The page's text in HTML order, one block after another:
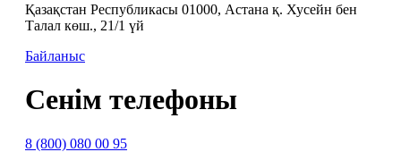
Қазақстан Республикасы 01000, Астана қ. Хусейн бен
Талал көш., 21/1 үй
Байланыс
Сенім телефоны
8 (800) 080 00 95